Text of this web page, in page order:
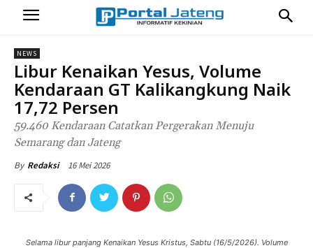
NEWS
Libur Kenaikan Yesus, Volume
Kendaraan GT Kalikangkung Naik
17,72 Persen
59.460 Kendaraan Catatkan Pergerakan Menuju
Semarang dan Jateng
By Redaksi 16 Mei 2026
Selama libur panjang Kenaikan Yesus Kristus, Sabtu (16/5/2026). Volume